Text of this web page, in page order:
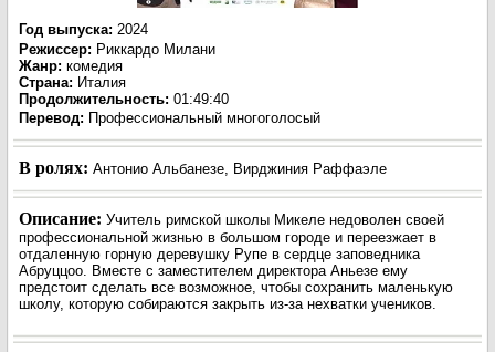
Год выпуска: 2024
Режиссер: Риккардо Милани
Жанр: комедия
Страна: Италия
Продолжительность: 01:49:40
Перевод: Профессиональный многоголосый
В ролях: Антонио Альбанезе, Вирджиния Раффаэле
Описание: Учитель римской школы Микеле недоволен своей
профессиональной жизнью в большом городе и переезжает в
отдаленную горную деревушку Рупе в сердце заповедника
Абруццоо. Вместе с заместителем директора Аньезе ему
предстоит сделать все возможное, чтобы сохранить маленькую
школу, которую собираются закрыть из-за нехватки учеников.